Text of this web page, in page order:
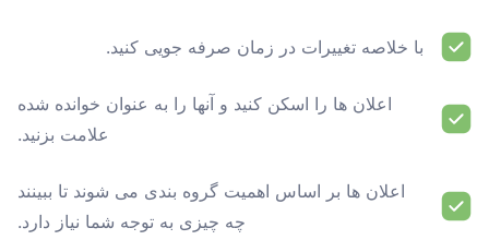
با خلاصه تغییرات در زمان صرفه جویی کنید.
اعلان ها را اسکن کنید و آنها را به عنوان خوانده شده
علامت بزنید.
اعلان ها بر اساس اهمیت گروه بندی می شوند تا ببینند
چه چیزی به توجه شما نیاز دارد.